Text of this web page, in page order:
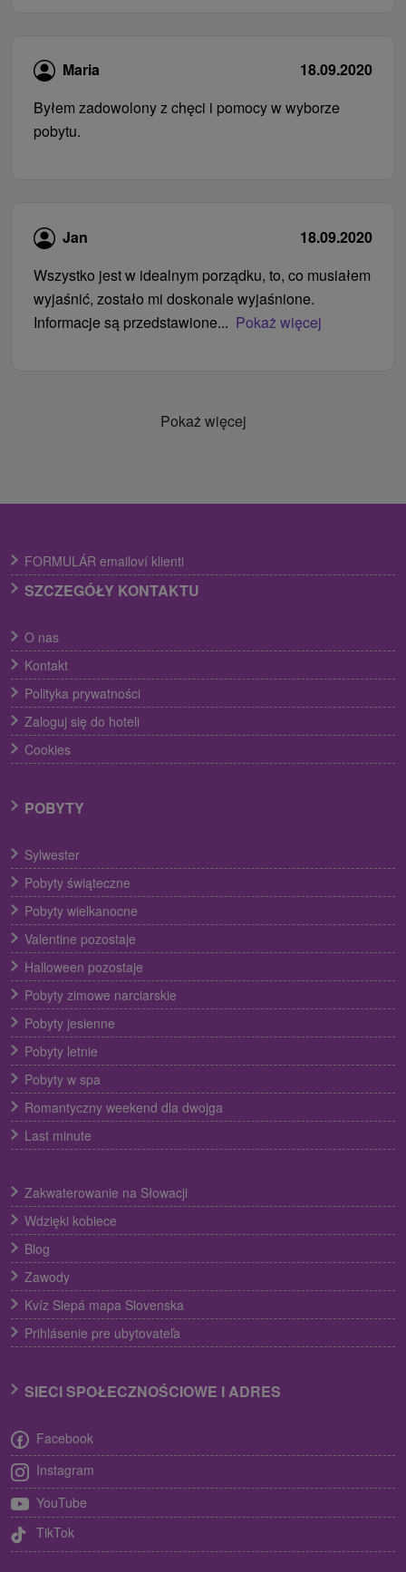
Maria
18.09.2020
Byłem zadowolony z chęci i pomocy w wyborze
pobytu.
Jan
18.09.2020
Wszystko jest w idealnym porządku, to, co musiałem
wyjaśnić, zostało mi doskonale wyjaśnione.
Informacje są przedstawione... Pokaż więcej
Pokaż więcej
FORMULÁR emailoví klienti
SZCZEGÓŁY KONTAKTU
O nas
Kontakt
Polityka prywatności
Zaloguj się do hoteli
Cookies
POBYTY
Sylwester
Pobyty świąteczne
Pobyty wielkanocne
Valentine pozostaje
Halloween pozostaje
Pobyty zimowe narciarskie
Pobyty jesienne
Pobyty letnie
Pobyty w spa
Romantyczny weekend dla dwojga
Last minute
Zakwaterowanie na Słowacji
Wdzięki kobiece
Blog
Zawody
Kvíz Slepá mapa Slovenska
Prihlásenie pre ubytovateľa
SIECI SPOŁECZNOŚCIOWE I ADRES
Facebook
Instagram
YouTube
TikTok